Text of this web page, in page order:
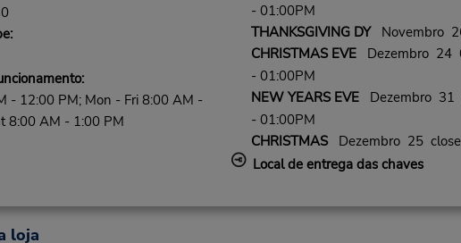
- 12:00 PM; Mon - Fri 8:00 AM -
8:00 AM - 1:00 PM
- 01:00PM
THANKSGIVING DYNovembro
CHRISTMAS EVEDezembro 24
- 01:00PM
NEW YEARS EVEDezembro 31
- 01:00PM
CHRISTMASDezembro 25
Local de entrega das chaves
loja